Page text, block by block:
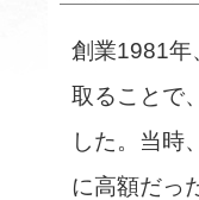
創業1981年
取ることで
した。当時
に高額だっ